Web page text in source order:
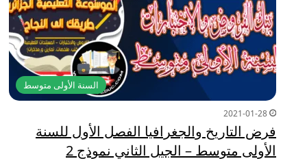
السنة الأولى متوسط
2021-01-28
فرض التاريخ والجغرافيا الفصل الأول للسنة
الأولى متوسط – الجيل الثاني نموذج 2